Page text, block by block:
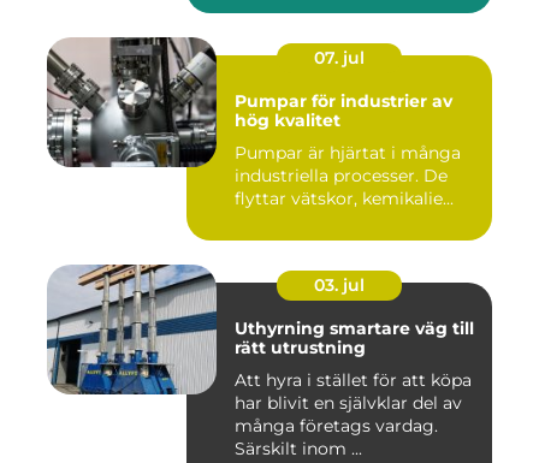
07. jul
Pumpar för industrier av
hög kvalitet
Pumpar är hjärtat i många
industriella processer. De
flyttar vätskor, kemikalie...
03. jul
Uthyrning smartare väg till
rätt utrustning
Att hyra i stället för att köpa
har blivit en självklar del av
många företags vardag.
Särskilt inom ...